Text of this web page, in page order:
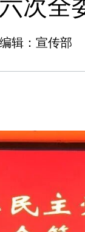
次全
：宣传部